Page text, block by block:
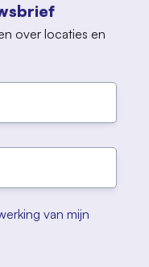
over locaties en
van mijn